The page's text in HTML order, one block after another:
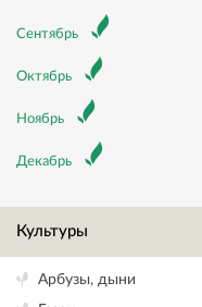
Сентябрь
Октябрь
Ноябрь
Декабрь
Культуры
Арбузы, дыни